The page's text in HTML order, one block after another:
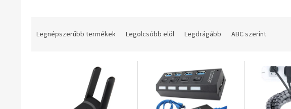
Legnépszerűbb termékek Legolcsóbb elöl Legdrágább ABC szerint